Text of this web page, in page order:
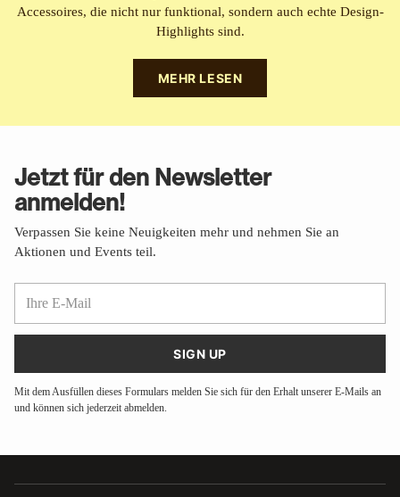
Accessoires, die nicht nur funktional, sondern auch echte Design-
Highlights sind.
MEHR LESEN
Jetzt für den Newsletter
anmelden!
Verpassen Sie keine Neuigkeiten mehr und nehmen Sie an
Aktionen und Events teil.
SIGN UP
Mit dem Ausfüllen dieses Formulars melden Sie sich für den Erhalt unserer E-Mails an
und können sich jederzeit abmelden.